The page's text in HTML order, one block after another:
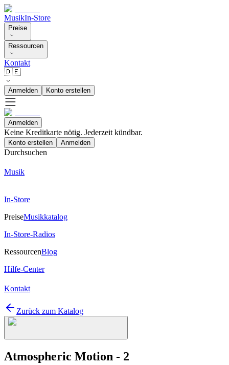
MusikIn-Store
Preise
Ressourcen
Kontakt
🇩🇪
Anmelden Konto erstellen
Anmelden
Keine Kreditkarte nötig. Jederzeit kündbar.
Konto erstellen Anmelden
Durchsuchen
Musik
In-Store
PreiseMusikkatalog
In-Store-Radios
RessourcenBlog
Hilfe-Center
Kontakt
Zurück zum Katalog
Atmospheric Motion - 2